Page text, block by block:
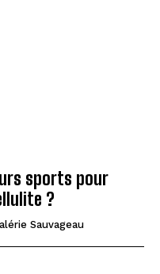
sports pour
?
Sauvageau